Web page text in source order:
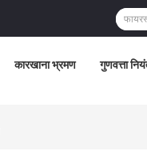
कारखाना भ्रमण गुणवत्ता